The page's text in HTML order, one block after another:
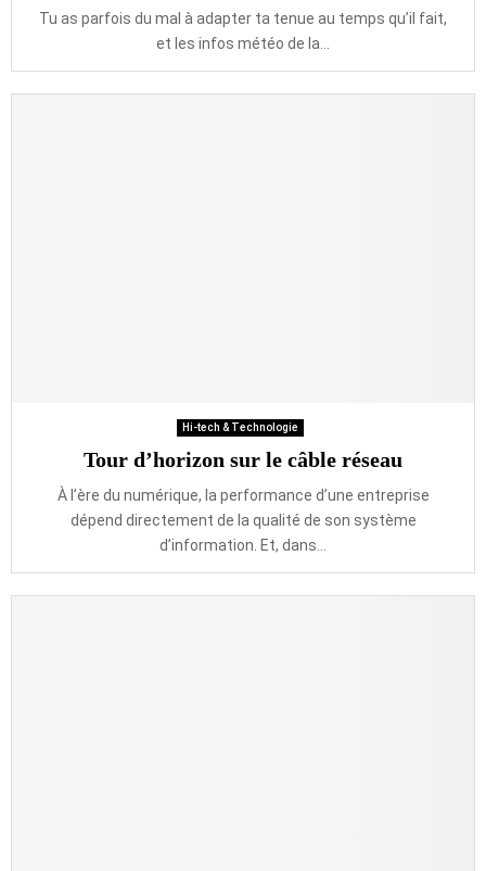
Tu as parfois du mal à adapter ta tenue au temps qu’il fait,
et les infos météo de la...
Hi-tech & Technologie
Tour d’horizon sur le câble réseau
À l’ère du numérique, la performance d’une entreprise
dépend directement de la qualité de son système
d’information. Et, dans...